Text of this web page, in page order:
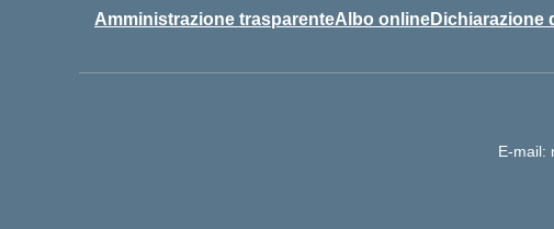
Amministrazione trasparenteAlbo onlineDichiarazione
E-mail: